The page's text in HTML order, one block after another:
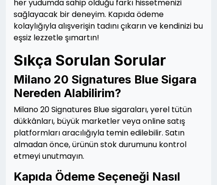
her yudumda sahip olduğu farkı hissetmenizi
sağlayacak bir deneyim. Kapıda ödeme
kolaylığıyla alışverişin tadını çıkarın ve kendinizi bu
eşsiz lezzetle şımartın!
Sıkça Sorulan Sorular
Milano 20 Signatures Blue Sigara
Nereden Alabilirim?
Milano 20 Signatures Blue sigaraları, yerel tütün
dükkânları, büyük marketler veya online satış
platformları aracılığıyla temin edilebilir. Satın
almadan önce, ürünün stok durumunu kontrol
etmeyi unutmayın.
Kapıda Ödeme Seçeneği Nasıl